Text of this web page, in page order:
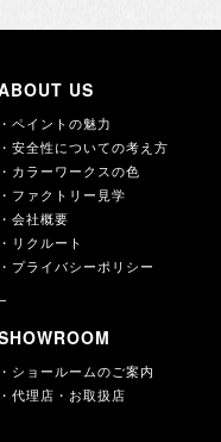
US
・ペイントの魅力
・安全性についての考え方
・カラーワークスの色
・ファクトリー見学
・会社概要
・リクルート
・プライバシーポリシー
・ショールームのご案内
・代理店・お取扱店